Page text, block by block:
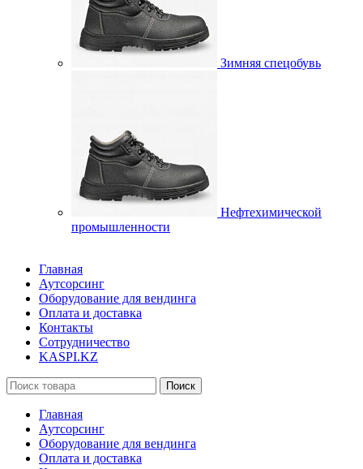
Зимняя спецобувь
Нефтехимической
промышленности
Главная
Аутсорсинг
Оборудование для вендинга
Оплата и доставка
Контакты
Сотрудничество
KASPI.KZ
Поиск
Главная
Аутсорсинг
Оборудование для вендинга
Оплата и доставка